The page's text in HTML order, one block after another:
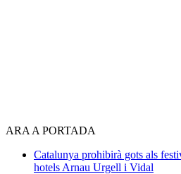
ARA A PORTADA
Catalunya prohibirà gots als
hotels Arnau Urgell i Vidal